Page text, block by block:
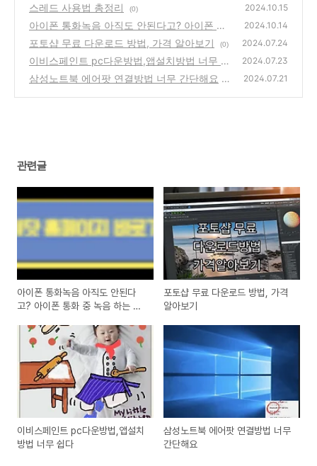
스레드 사용법 총정리 (0) 2024.10.15
아이폰 통화녹음 아직도 안된다고? 아이폰 통
화 중 녹음 하는 방법
(0)
2024.10.14
포토샵 무료 다운로드 방법, 가격 알아보기 (0) 2024.07.24
이비스페인트 pc다운방법,앱설치방법 너무 쉽
다
(0)
2024.07.23
삼성노트북 에어팟 연결방법 너무 간단해요 2024.07.21
관련글
아이폰 통화녹음 아직도 안된다
고? 아이폰 통화 중 녹음 하는 방
포토샵 무료 다운로드 방법, 가격
알아보기
이비스페인트 pc다운방법,앱설치
방법 너무 쉽다
삼성노트북 에어팟 연결방법 너무
간단해요